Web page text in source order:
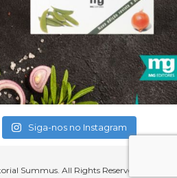
Siga-nos no Instagram
Summus. All Rights Reserved.